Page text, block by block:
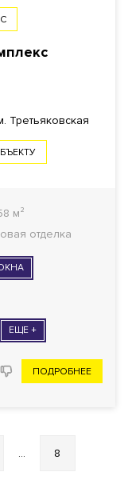
Третьяковская
м²
отделка
ЕЩЕ +
ПОДРОБНЕЕ
... 8